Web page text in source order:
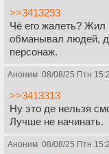
>>3413293
Чё его жалеть? Жил
обманывал людей,
персонаж.
Аноним 08/08/25 Птн
>>3413313
Ну это де нельзя
Лучше не начинать.
Аноним 08/08/25 Птн